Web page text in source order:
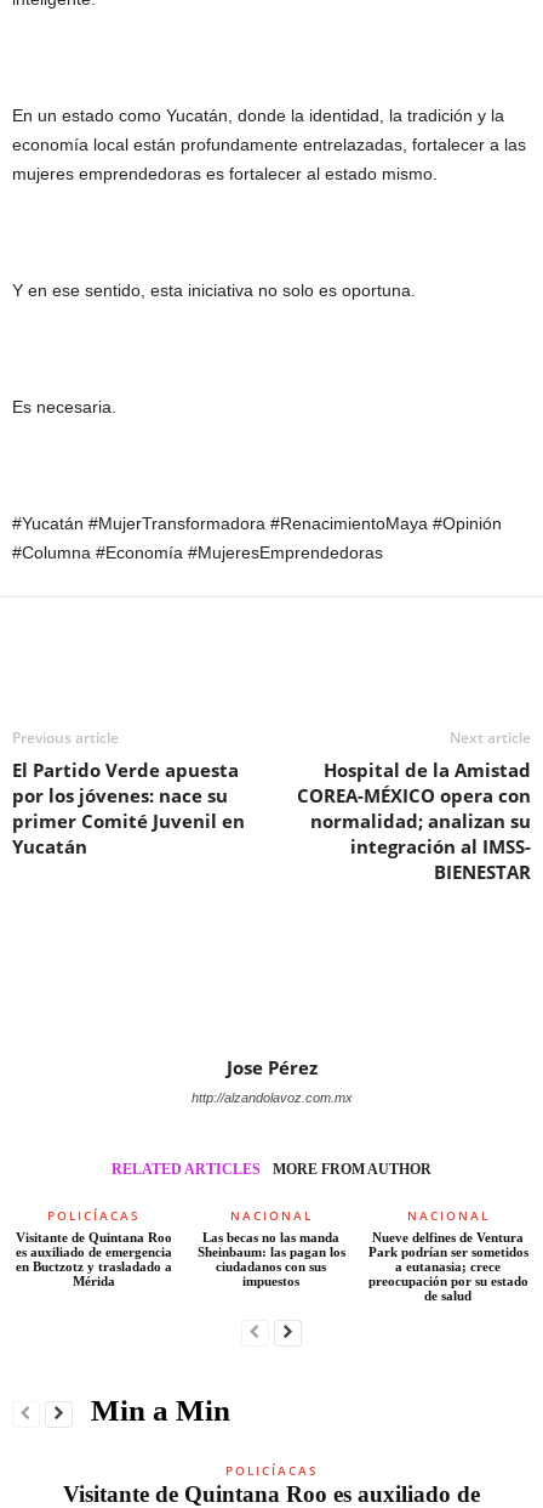
En un estado como Yucatán, donde la identidad, la tradición y la
economía local están profundamente entrelazadas, fortalecer a las
mujeres emprendedoras es fortalecer al estado mismo.
Y en ese sentido, esta iniciativa no solo es oportuna.
Es necesaria.
#Yucatán #MujerTransformadora #RenacimientoMaya #Opinión
#Columna #Economía #MujeresEmprendedoras
Previous article
El Partido Verde apuesta
por los jóvenes: nace su
primer Comité Juvenil en
Yucatán
Next article
Hospital de la Amistad
COREA-MÉXICO opera con
normalidad; analizan su
integración al IMSS-
BIENESTAR
Jose Pérez
http://alzandolavoz.com.mx
RELATED ARTICLES MORE FROM AUTHOR
POLICÍACAS
Visitante de Quintana Roo
es auxiliado de emergencia
en Buctzotz y trasladado a
Mérida
NACIONAL
Las becas no las manda
Sheinbaum: las pagan los
ciudadanos con sus
impuestos
NACIONAL
Nueve delfines de Ventura
Park podrían ser sometidos
a eutanasia; crece
preocupación por su estado
de salud
Min a Min
POLICÍACAS
Visitante de Quintana Roo es auxiliado de